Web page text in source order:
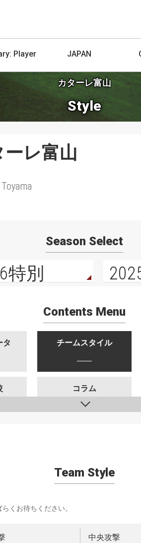
Player JAPAN
カターレ富山
Style
ーレ富山
Season Select
特別
Contents Menu
タ チームスタイル
コラム
Team Style
くお待ちください。
中央攻撃